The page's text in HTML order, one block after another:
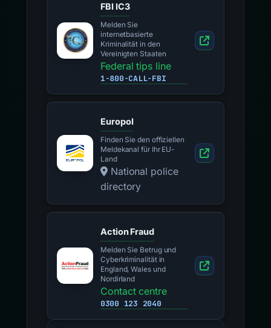
FBI IC3
Melden Sie
internetbasierte
Kriminalität in den
Vereinigten Staaten
Federal tips line
1-800-CALL-FBI
Europol
Finden Sie den offiziellen
Meldekanal für Ihr EU-
Land
National police
directory
Action Fraud
Melden Sie Betrug und
Cyberkriminalität in
England, Wales und
Nordirland
Contact centre
0300 123 2040